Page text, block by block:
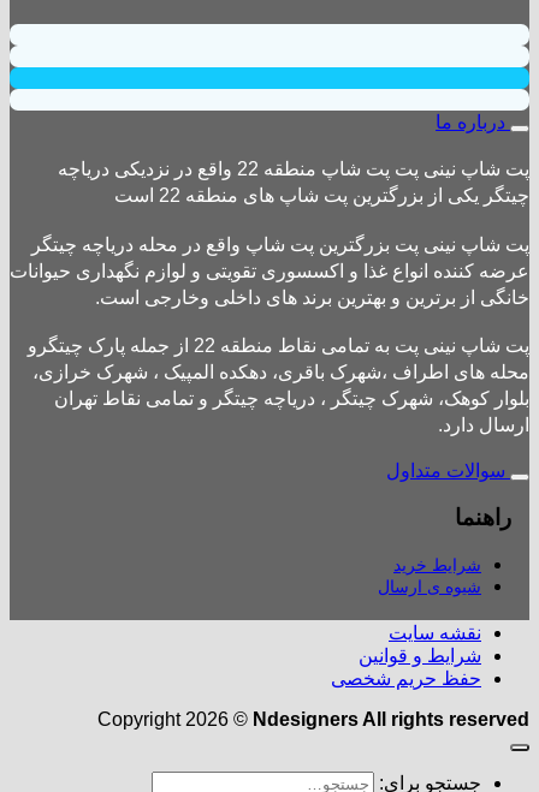
درباره ما
پت شاپ نینی پت پت شاپ منطقه 22 واقع در نزدیکی دریاچه
چیتگر یکی از بزرگترین پت شاپ های منطقه 22 است
پت شاپ نینی پت بزرگترین پت شاپ واقع در محله دریاچه چیتگر
عرضه کننده انواع غذا و اکسسوری تقویتی و لوازم نگهداری حیوانات
خانگی از برترین و بهترین برند های داخلی وخارجی است.
پت شاپ نینی پت به تمامی نقاط منطقه 22 از جمله پارک چیتگرو
محله های اطراف ،شهرک باقری، دهکده المپیک ، شهرک خرازی،
بلوار کوهک، شهرک چیتگر ، دریاچه چیتگر و تمامی نقاط تهران
ارسال دارد.
سوالات متداول
راهنما
شرایط خرید
شیوه ی ارسال
نقشه سایت
شرایط و قوانین
حفظ حریم شخصی
Copyright 2026 © Ndesigners All rights reserved
جستجو برای: